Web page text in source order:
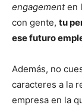
engagementen
con gente, tu
ese futuro
Además, no
caracteres a la
empresa en la